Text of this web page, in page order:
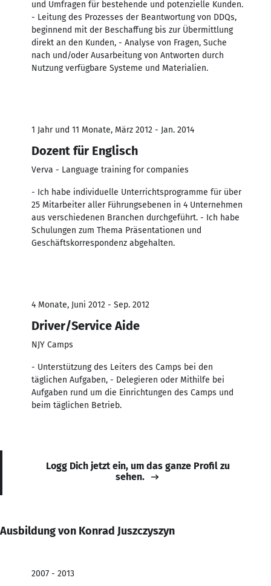
und Umfragen für bestehende und potenzielle Kunden.
- Leitung des Prozesses der Beantwortung von DDQs,
beginnend mit der Beschaffung bis zur Übermittlung
direkt an den Kunden, - Analyse von Fragen, Suche
nach und/oder Ausarbeitung von Antworten durch
Nutzung verfügbare Systeme und Materialien.
1 Jahr und 11 Monate, März 2012 - Jan. 2014
Dozent für Englisch
Verva - Language training for companies
- Ich habe individuelle Unterrichtsprogramme für über
25 Mitarbeiter aller Führungsebenen in 4 Unternehmen
aus verschiedenen Branchen durchgeführt. - Ich habe
Schulungen zum Thema Präsentationen und
Geschäftskorrespondenz abgehalten.
4 Monate, Juni 2012 - Sep. 2012
Driver/Service Aide
NJY Camps
- Unterstützung des Leiters des Camps bei den
täglichen Aufgaben, - Delegieren oder Mithilfe bei
Aufgaben rund um die Einrichtungen des Camps und
beim täglichen Betrieb.
Logg Dich jetzt ein, um das ganze Profil zu
sehen.
Ausbildung von Konrad Juszczyszyn
2007 - 2013